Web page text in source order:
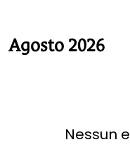
Agosto 2026
Nessun